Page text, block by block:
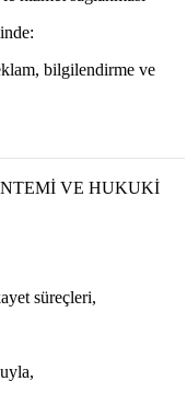
bilgilendirme ve
VE HUKUKİ
süreçleri,